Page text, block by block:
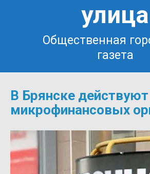
улица
Общественная
газета
В Брянске
микрофинансовых